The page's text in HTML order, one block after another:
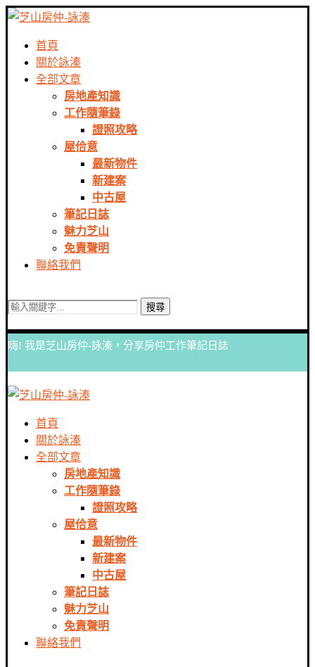
首頁
關於詠溱
全部文章
房地產知識
工作隨筆錄
證照攻略
屋佮意
最新物件
新建案
中古屋
筆記日誌
魅力芝山
免責聲明
聯絡我們
搜尋
嗨! 我是芝山房仲-詠溱，分享房仲工作筆記日誌
首頁
關於詠溱
全部文章
房地產知識
工作隨筆錄
證照攻略
屋佮意
最新物件
新建案
中古屋
筆記日誌
魅力芝山
免責聲明
聯絡我們